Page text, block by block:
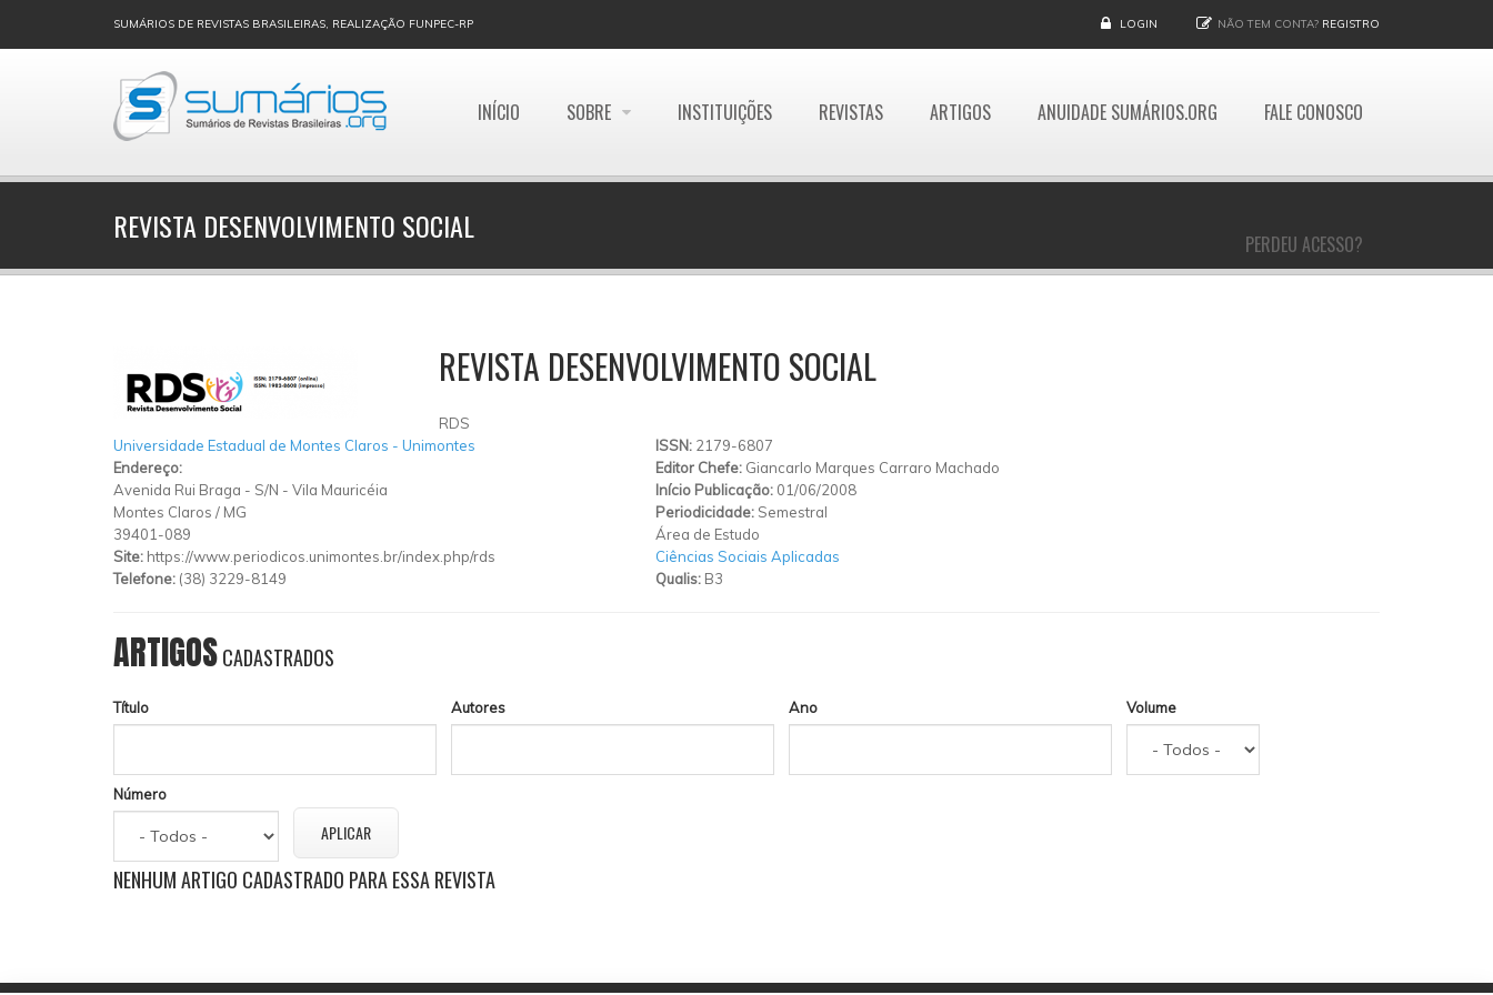
SUMÁRIOS DE REVISTAS BRASILEIRAS, REALIZAÇÃO FUNPEC-RP LOGIN NÃO TEM CONTA? REGISTRO
INÍCIO SOBRE INSTITUIÇÕES REVISTAS ARTIGOS ANUIDADE SUMÁRIOS.ORG FALE CONOSCO
PERDEU ACESSO?
REVISTA DESENVOLVIMENTO SOCIAL
REVISTA DESENVOLVIMENTO SOCIAL
RDS
Universidade Estadual de Montes Claros - Unimontes
Endereço:
Avenida Rui Braga - S/N - Vila Mauricéia
Montes Claros / MG
39401-089
Site: https://www.periodicos.unimontes.br/index.php/rds
Telefone: (38) 3229-8149
ISSN: 2179-6807
Editor Chefe: Giancarlo Marques Carraro Machado
Início Publicação: 01/06/2008
Periodicidade: Semestral
Área de Estudo
Ciências Sociais Aplicadas
Qualis: B3
ARTIGOSCADASTRADOS
Título Autores Ano Volume
Número
NENHUM ARTIGO CADASTRADO PARA ESSA REVISTA